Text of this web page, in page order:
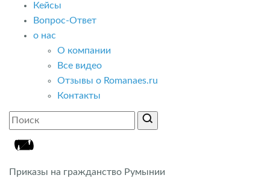
Кейсы
Вопрос-Ответ
о нас
О компании
Все видео
Отзывы о Romanaes.ru
Контакты
Приказы на гражданство Румынии